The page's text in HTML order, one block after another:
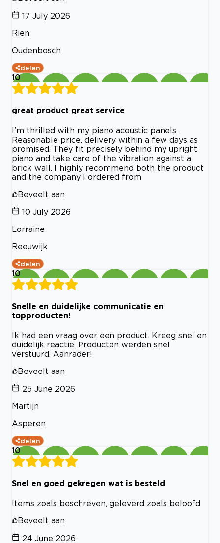
17 July 2026
Rien
Oudenbosch
delen
10
great product great service
I’m thrilled with my piano acoustic panels.
Reasonable price, delivery within a few days as
promised. They fit precisely behind my upright
piano and take care of the vibration against a
brick wall. I highly recommend both the product
and the company I ordered from
Beveelt aan
10 July 2026
Lorraine
Reeuwijk
delen
10
Snelle en duidelijke communicatie en
topproducten!
Ik had een vraag over een product. Kreeg snel en
duidelijk reactie. Producten werden snel
verstuurd. Aanrader!
Beveelt aan
25 June 2026
Martijn
Asperen
delen
10
Snel en goed gekregen wat is besteld
Items zoals beschreven, geleverd zoals beloofd
Beveelt aan
24 June 2026